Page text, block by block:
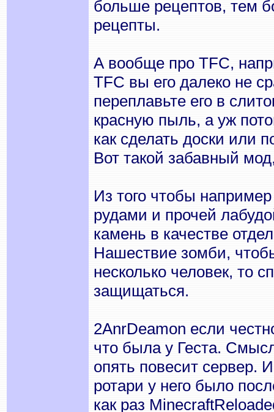
больше рецептов, тем
рецепты.
А вообще про TFC,
TFC вы его далеко не
переплавьте его в
красную пыль, а уж
как сделать доски или
Вот такой забавный
Из того чтобы
рудами и прочей
камень в качестве
Нашествие зомби,
несколько человек, то
защищаться.
2AnrDeamon если
что была у Геста.
опять повесит сервер.
ротари у него было
как раз